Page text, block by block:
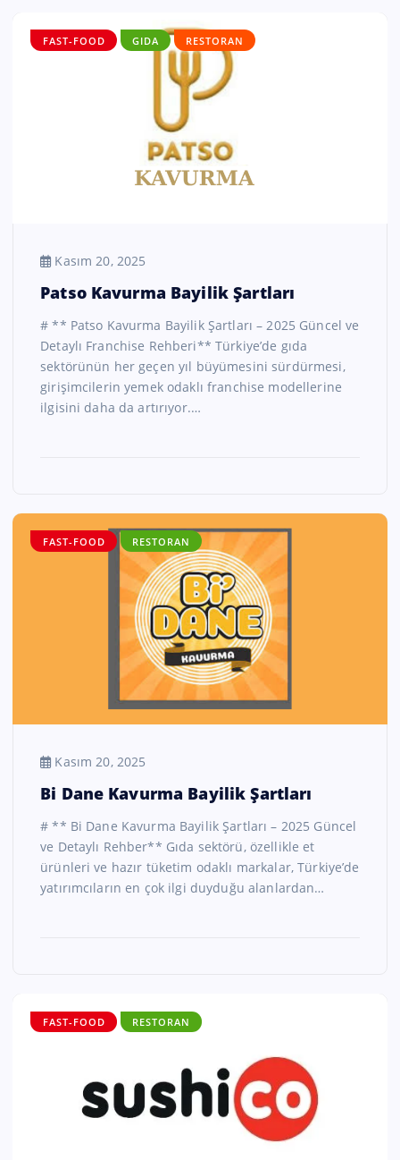
FAST-FOOD GIDA RESTORAN
Kasım 20, 2025
Patso Kavurma Bayilik Şartları
# ** Patso Kavurma Bayilik Şartları – 2025 Güncel ve
Detaylı Franchise Rehberi** Türkiye’de gıda
sektörünün her geçen yıl büyümesini sürdürmesi,
girişimcilerin yemek odaklı franchise modellerine
ilgisini daha da artırıyor.…
FAST-FOOD RESTORAN
Kasım 20, 2025
Bi Dane Kavurma Bayilik Şartları
# ** Bi Dane Kavurma Bayilik Şartları – 2025 Güncel
ve Detaylı Rehber** Gıda sektörü, özellikle et
ürünleri ve hazır tüketim odaklı markalar, Türkiye’de
yatırımcıların en çok ilgi duyduğu alanlardan…
FAST-FOOD RESTORAN